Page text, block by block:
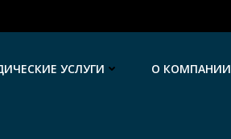
УСЛУГИ О КОМПАНИИ